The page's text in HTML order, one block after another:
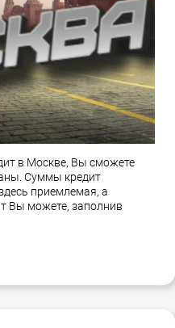
в Москве, Вы сможете
Суммы кредит
приемлемая, а
Вы можете, заполнив